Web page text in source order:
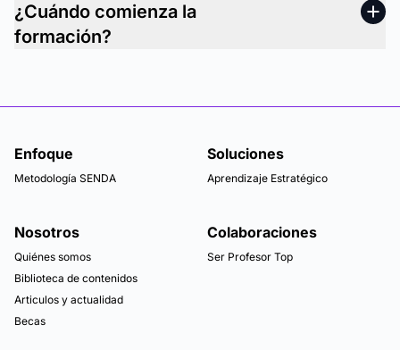
¿Cuándo comienza la
formación?
Enfoque
Metodología SENDA
Soluciones
Aprendizaje Estratégico
Nosotros
Quiénes somos
Biblioteca de contenidos
Articulos y actualidad
Becas
Colaboraciones
Ser Profesor Top